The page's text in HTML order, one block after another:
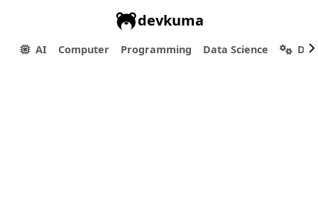
devkuma
AI Computer Programming Data Science